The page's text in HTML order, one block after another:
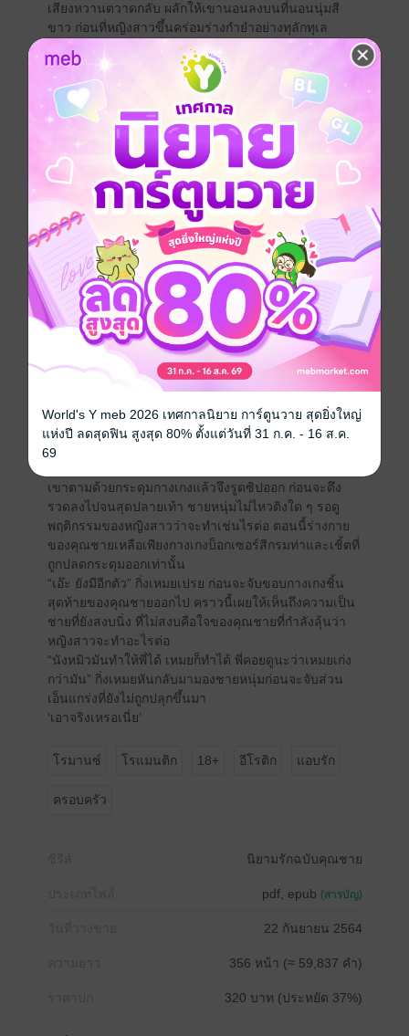
เสียงหวานตวาดกลับ ผลักให้เขานอนลงบนที่นอนนุ่มสี
ขาว ก่อนที่หญิงสาวขึ้นคร่อมร่างกำยำอย่างทุลักทุเล
“เฮ้ย คุณ จะทำอะไร”
หญิงสาวไม่ตอบ ก้มลงมาจูบซุกไซ้ไปที่ลำคอแกร่งของเขา
“คุณพอได้แล้ว” เขาพยายามผลักเธออีกครั้ง คราวนี้กิ่งเหม
ยยันตัวเองขึ้นนั่ง หากก็ยังไม่ลุกออกจากตัวร่างหนา
“เหมยจำได้ที่อ่านเจอว่าต้องทำแบบนี้” คนเมาปลดกระดุม
เสื้อของเขาออกอย่างสะเปะสะปะ
“นี่คุณ”
“อยู่เฉย ๆ สิ ยกมือขึ้นเลย ยกเอาไว้!” เธอจับแขนให้ชูขึ้น
เหนือศีรษะ แล้วกลับมาจัดการกับเสื้อเชิ้ตของเขาต่อ ตอน
นี้คุณชายเริ่มนึกสนุกกับหญิงสาวขี้เมาคนนี้แล้วสิ
เมื่อปลดเปลื่องเสื้อเชิ้ตแหวกออกก็เห็นแผ่นอกแน่นกำยำที่
เต็มไปด้วยมัดกล้ามเย้ายวนใจ หญิงสาวยื่นมือบางไปสัมผัส
อย่างกล้า ๆ กลัว ๆ ไม่รู้ว่าต้องทำอย่างไรต่อ
“อะ แล้วยังไงต่อดี ทีนี่” คุณชายที่อยู่ใต้ร่างถามขึ้น
เธอเงียบไม่ตอบ พยายามเพ่งมองตัวโอนอ่อน
“ทำเป็นมั้ยเราน่ะ” เขาถามด้วยน้ำเสียงเย้ยหยัน แต่นิ่ง
เรียบตามสไตล์เขา
“อย่ามาดูถูกเหมย!”
คุณชายลดแขนที่อยู่เหนือศีรษะลดเพื่อจะมาจับให้เธอกลับ
มานอนดี ๆ แต่แล้ว...
“อย่าเอามือลงมา! บอกให้เอาไว้แบบนั้น”
“เฮ้อ...โอเค” เขาถึงกับถอนหายใจมองบนตอบกลับไป
เขาตามด้วยกระดุมกางเกงแล้วจึงรูดซิปออก ก่อนจะดึง
รวดลงไปจนสุดปลายเท้า ชายหนุ่มไม่ไหวติงใด ๆ รอดู
พฤติกรรมของหญิงสาวว่าจะทำเช่นไรต่อ ตอนนี้ร่างกาย
ของคุณชายเหลือเพียงกางเกงบ็อกเซอร์สีกรมท่าและเชิ้ตที่
ถูกปลดกระดุมออกเท่านั้น
“เอ๊ะ ยังมีอีกตัว” กิ่งเหมยเปรย ก่อนจะจับขอบกางเกงชิ้น
สุดท้ายของคุณชายออกไป คราวนี้เผยให้เห็นถึงความเป็น
ชายที่ยังสงบนิ่ง ที่ไม่สงบคือใจของคุณชายที่กำลังลุ้นว่า
หญิงสาวจะทำอะไรต่อ
“นังหมิวมันทำให้พี่ได้ เหมยก็ทำได้ พี่คอยดูนะว่าเหมยเก่ง
กว่ามัน” กิ่งเหมยหันกลับมามองชายหนุ่มก่อนจะจับส่วน
เอ็นแกร่งที่ยังไม่ถูกปลุกขึ้นมา
‘เอาจริงเหรอเนี่ย’
โรมานซ์ โรแมนติก 18+ อีโรติก แอบรัก
ครอบครัว
นิยามรักฉบับคุณชาย
pdf, epub (สารบัญ)
22 กันยายน 2564
356 หน้า (≈ 59,837 คำ)
320 บาท (ประหยัด 37%)
World's Y meb 2026 เทศกาลนิยาย การ์ตูนวาย สุดยิ่งใหญ่
แห่งปี ลดสุดฟิน สูงสุด 80% ตั้งแต่วันที่ 31 ก.ค. - 16 ส.ค.
69